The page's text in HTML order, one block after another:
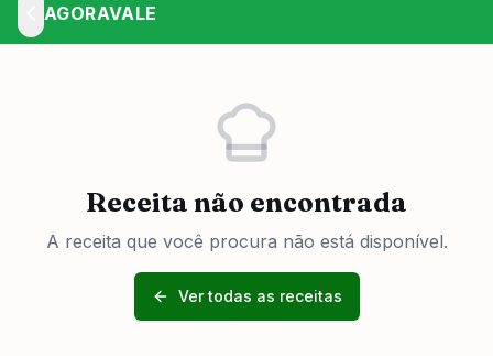
AGORAVALE
Receita não encontrada
A receita que você procura não está disponível.
Ver todas as receitas